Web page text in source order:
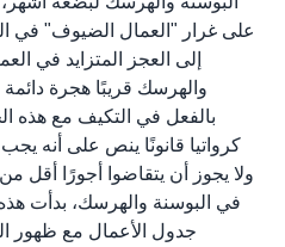
على غرار "العمال الضيوف" في
إلى العجز المتزايد في
والهرسك قريبًا هجرة
بالفعل في التكيف مع هذه
كرواتيا قانونًا ينص على أنه
ولا يجوز أن يتقاضوا أجورًا أقل
في البوسنة والهرسك، بدأت
جدول الأعمال مع ظهور